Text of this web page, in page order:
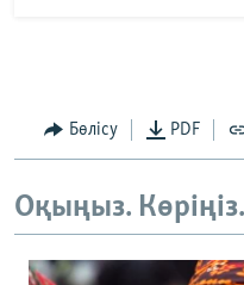
Бөлісу PDF
Оқыңыз.